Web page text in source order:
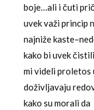
boje…ali i čuti
uvek važi princip
najniže
kako bi uvek
mi videli proletos
doživljavaju
kako su morali